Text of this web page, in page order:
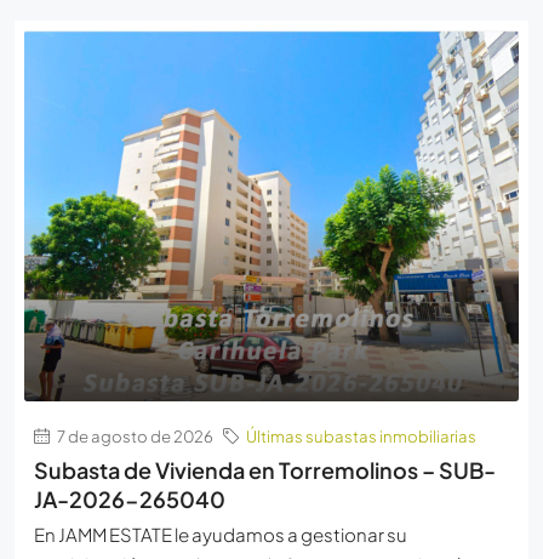
7 de agosto de 2026 Últimas subastas inmobiliarias
Subasta de Vivienda en Torremolinos – SUB-
JA-2026-265040
En JAMM ESTATE le ayudamos a gestionar su